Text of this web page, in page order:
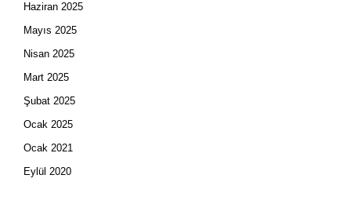
Haziran 2025
Mayıs 2025
Nisan 2025
Mart 2025
Şubat 2025
Ocak 2025
Ocak 2021
Eylül 2020